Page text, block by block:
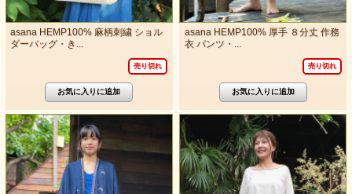
asana HEMP100% 麻柄刺繍 ショル
ダーバッグ・き...
売り切れ
asana HEMP100% 厚手 ８分丈 作務
衣 パンツ・...
売り切れ